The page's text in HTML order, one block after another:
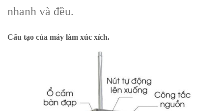
nhanh và đều.
Cấu tạo của máy làm xúc xích.